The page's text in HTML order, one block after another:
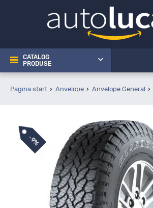
CATALOG
PRODUSE
Pagina start Anvelope Anvelope General
-
9%